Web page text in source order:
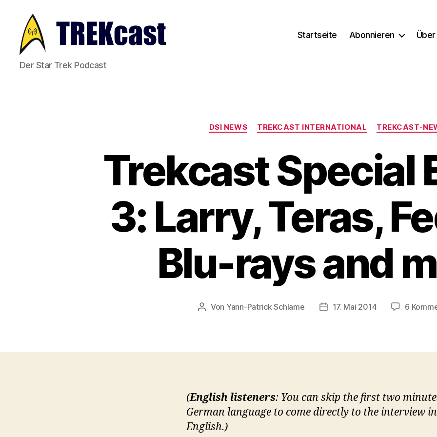
Trekcast
Der Star Trek Podcast
Startseite Abonnieren
Kategorien
DSI NEWS TREKCAST INTERNATIONAL TREKCAST-
Trekcast Special
3: Larry, Teras,
Blu-rays and
Beitragsautor
Von Yann-Patrick Schlame Veröffentlichungsdatum
17. Mai 2014 6
(English listeners: You can skip the first two
German language to come directly to the interview in
English.)